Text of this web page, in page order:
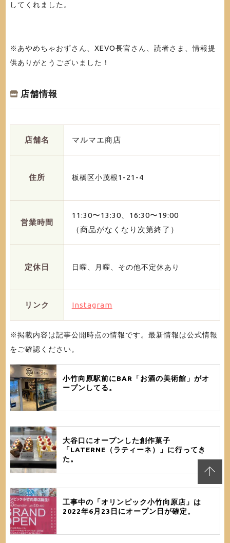
してくれました。
※あやめちゃおずさん、XEVO長官さん、読者さま、情報提
供ありがとうございました！
店舗情報
店舗名 マルマエ商店
住所 板橋区小茂根1-21-4
営業時間
11:30〜13:30、16:30〜19:00
（商品がなくなり次第終了）
定休日 日曜、月曜、その他不定休あり
リンク Instagram
※掲載内容は記事公開時点の情報です。最新情報は公式情報
をご確認ください。
小竹向原駅前にBAR「お酒の美術館」がオ
ープンしてる。
大谷口にオープンした創作菓子
「LATERNE（ラティーネ）」に行ってき
た。
工事中の「オリンピック小竹向原店」は
2022年6月23日にオープン日が確定。